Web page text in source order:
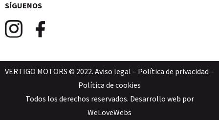
SÍGUENOS
VERTIGO MOTORS © 2022. Aviso legal – Política de privacidad –
Política de cookies
Todos los derechos reservados. Desarrollo web por
WeLoveWebs